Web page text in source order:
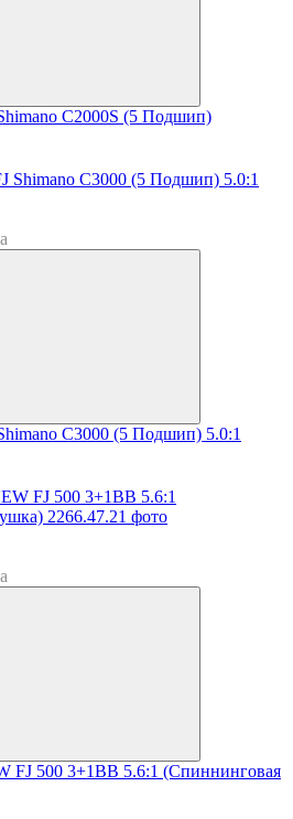
C2000S (5 Подшип)
C3000 (5 Подшип) 5.0:1
FJ 500 3+1BB 5.6:1 (Спиннинговая